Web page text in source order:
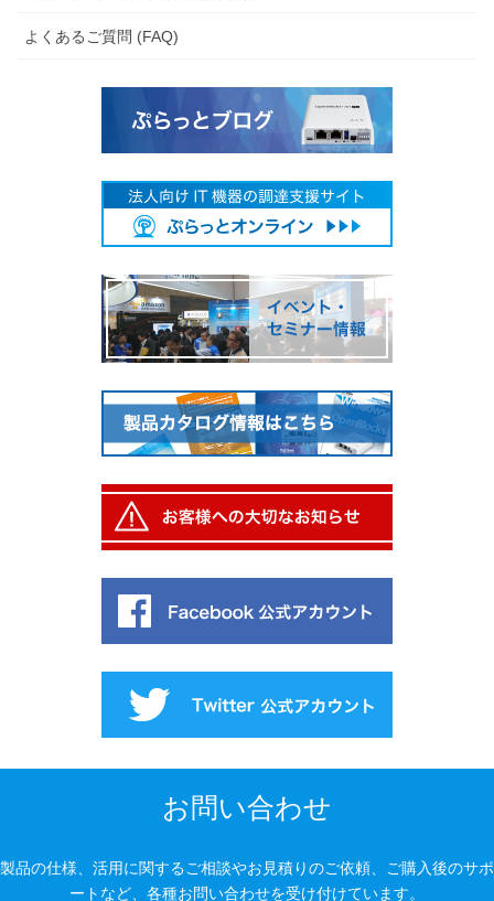
よくあるご質問 (FAQ)
お問い合わせ
製品の仕様、活用に関するご相談やお見積りのご依頼、ご購入後のサポ
ートなど、各種お問い合わせを受け付けています。